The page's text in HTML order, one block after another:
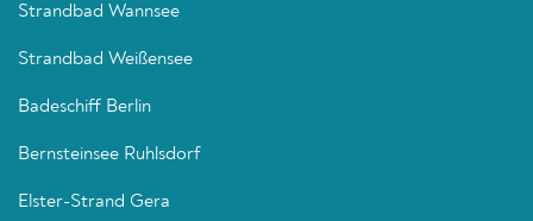
Strandbad Wannsee
Strandbad Weißensee
Badeschiff Berlin
Bernsteinsee Ruhlsdorf
Elster-Strand Gera